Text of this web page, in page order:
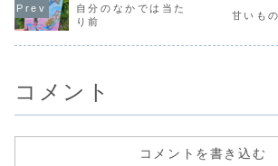
葉」で解説しよう
とすると、どこま
でいっても「言
こんでいました。
ているわけだか
と。だ
自分のなかでは当た
り前
甘いも
コメント
コメントを書き込む